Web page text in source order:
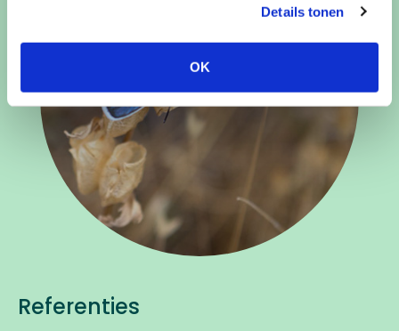
Details tonen
OK
Referenties